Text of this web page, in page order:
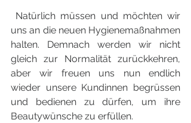
uns an die neuen Hygienemaßnahmen
halten. Demnach werden wir nicht
gleich zur Normalität zurückkehren,
aber wir freuen uns nun endlich
wieder unsere Kundinnen begrüssen
und bedienen zu dürfen, um ihre
Beautywünsche zu erfüllen.